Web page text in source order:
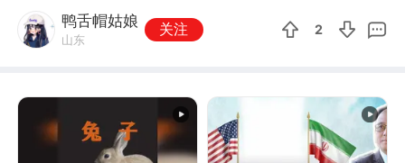
鸭舌帽姑娘
山东
关注 2